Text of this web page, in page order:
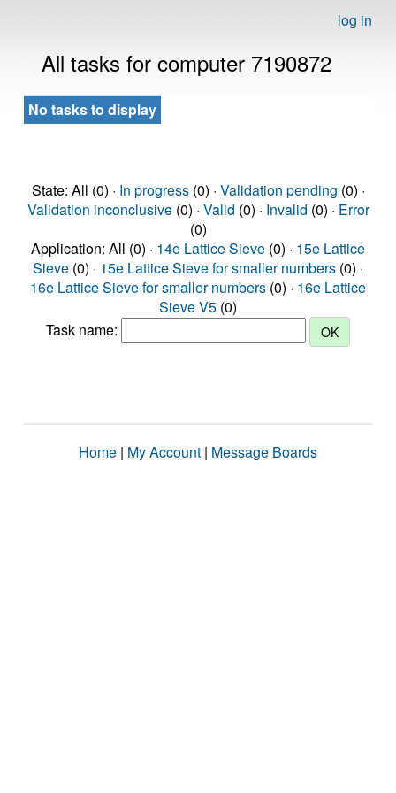
log in
All tasks for computer 7190872
No tasks to display
State: All (0) · In progress(0) · Validation pending (0) ·
Validation inconclusive(0) · Valid (0) · Invalid (0) · Error
(0)
Application: All (0) · 14e Lattice Sieve (0) · 15e Lattice
Sieve (0) · 15e Lattice Sieve for smaller numbers (0) ·
16e Lattice Sieve for smaller numbers (0) · 16e Lattice
Sieve V5 (0)
Task name:
Home | My Account | Message Boards